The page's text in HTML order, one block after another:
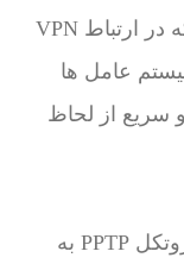
یکی از رایج ترین پروتکل هایی است که در ارتباط VPN
عامل ها
سریع از لحاظ
این نوع پروتکل نوعی پیشرفته تر از پروتکل PPTP به